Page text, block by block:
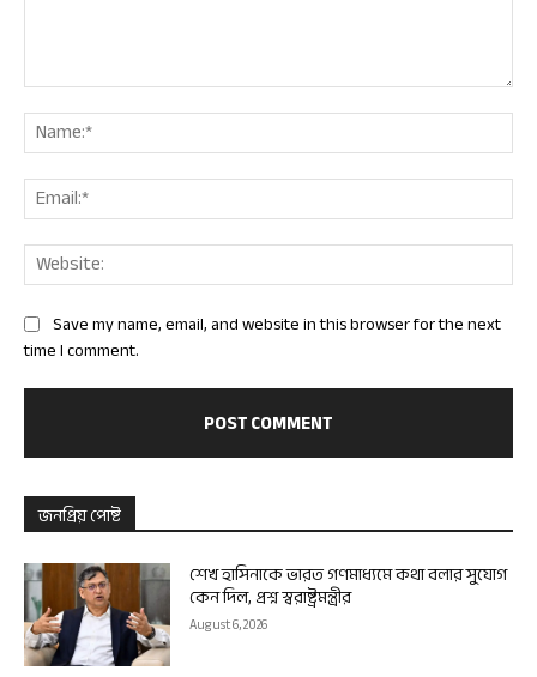
Save my name, email, and website in this browser for the next
time I comment.
জনপ্রিয় পোষ্ট
শেখ হাসিনাকে ভারত গণমাধ্যমে কথা বলার সুযোগ
কেন দিল, প্রশ্ন স্বরাষ্ট্রমন্ত্রীর
August 6, 2026